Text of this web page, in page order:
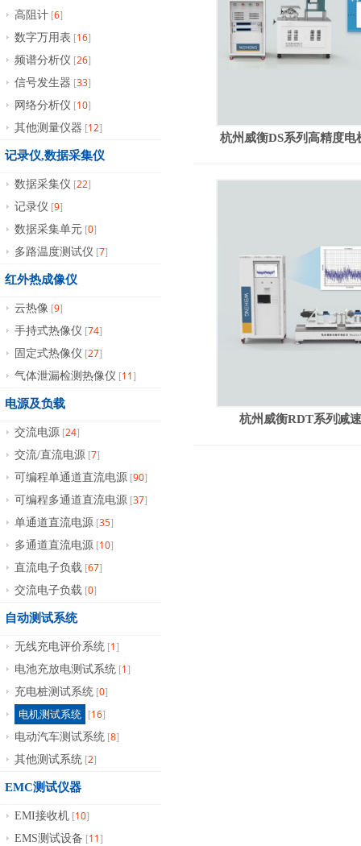
高阻计 [6]
数字万用表 [16]
频谱分析仪 [26]
信号发生器 [33]
网络分析仪 [10]
其他测量仪器 [12]
记录仪,数据采集仪
数据采集仪 [22]
记录仪 [9]
数据采集单元 [0]
多路温度测试仪 [7]
红外热成像仪
云热像 [9]
手持式热像仪 [74]
固定式热像仪 [27]
气体泄漏检测热像仪 [11]
电源及负载
交流电源 [24]
交流/直流电源 [7]
可编程单通道直流电源 [90]
可编程多通道直流电源 [37]
单通道直流电源 [35]
多通道直流电源 [10]
直流电子负载 [67]
交流电子负载 [0]
自动测试系统
无线充电评价系统 [1]
电池充放电测试系统 [1]
充电桩测试系统 [0]
电机测试系统 [16]
电动汽车测试系统 [8]
其他测试系统 [2]
EMC测试仪器
EMI接收机 [10]
EMS测试设备 [11]
杭州威衡DS系列高精度电
杭州威衡RDT系列减